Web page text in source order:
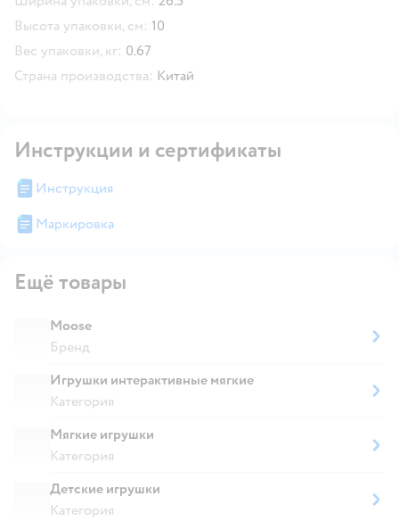
Высота упаковки, см: 10
Вес упаковки, кг: 0.67
Страна производства: Китай
Инструкции и сертификаты
Инструкция
Маркировка
Ещё товары
Moose
Бренд
Игрушки интерактивные мягкие
Категория
Мягкие игрушки
Категория
Детские игрушки
Категория